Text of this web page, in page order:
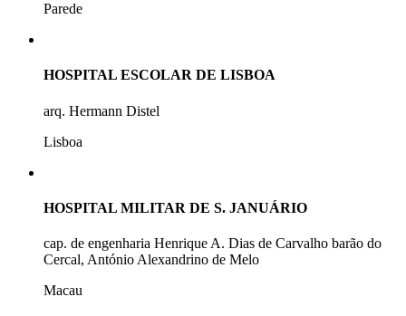
Parede
HOSPITAL ESCOLAR DE LISBOA
arq. Hermann Distel
Lisboa
HOSPITAL MILITAR DE S. JANUÁRIO
cap. de engenharia Henrique A. Dias de Carvalho barão do
Cercal, António Alexandrino de Melo
Macau